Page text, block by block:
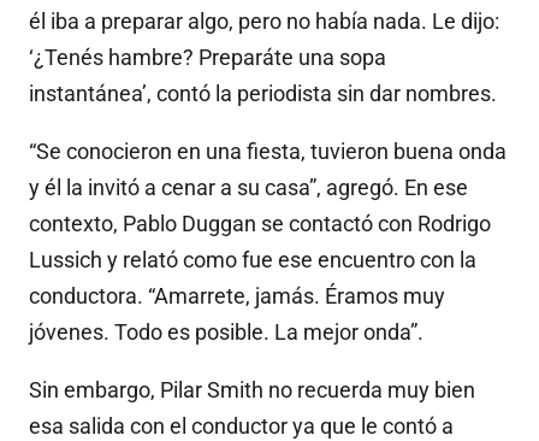
él iba a preparar algo, pero no había nada. Le dijo:
‘¿Tenés hambre? Preparáte una sopa
instantánea’, contó la periodista sin dar nombres.
“Se conocieron en una fiesta, tuvieron buena onda
y él la invitó a cenar a su casa”, agregó. En ese
contexto, Pablo Duggan se contactó con Rodrigo
Lussich y relató como fue ese encuentro con la
conductora. “Amarrete, jamás. Éramos muy
jóvenes. Todo es posible. La mejor onda”.
Sin embargo, Pilar Smith no recuerda muy bien
esa salida con el conductor ya que le contó a